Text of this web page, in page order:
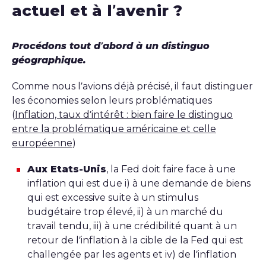
actuel et à l’avenir ?
Procédons tout d’abord à un distinguo
géographique.
Comme nous l’avions déjà précisé, il faut distinguer
les économies selon leurs problématiques
(Inflation, taux d’intérêt : bien faire le distinguo
entre la problématique américaine et celle
européenne)
Aux Etats-Unis, la Fed doit faire face à une
inflation qui est due i) à une demande de biens
qui est excessive suite à un stimulus
budgétaire trop élevé, ii) à un marché du
travail tendu, iii) à une crédibilité quant à un
retour de l’inflation à la cible de la Fed qui est
challengée par les agents et iv) de l’inflation